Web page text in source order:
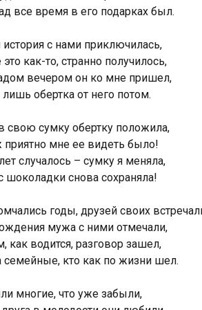
все время в его подарках был.
история с нами приключилась,
как-то, странно получилось,
вечером он ко мне пришел,
лишь обертка от него потом.
свою сумку обертку положила,
приятно мне ее видеть было!
случалось – сумку я меняла,
шоколадки снова сохраняла!
годы, друзей своих
мужа с ними отмечали,
как водится, разговор зашел,
семейные, кто как по жизни шел.
многие, что уже забыли,